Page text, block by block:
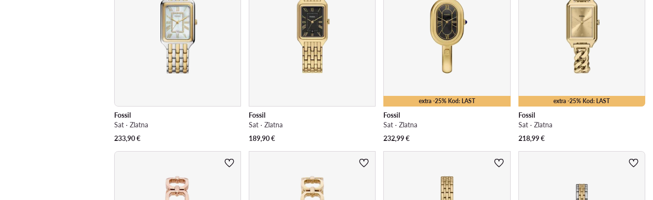
Fossil
Sat · Zlatna
233,90€
Fossil
Sat · Zlatna
189,90€
extra -25% Kod: LAST
Fossil
Sat · Zlatna
232,99€
extra -25% Kod: LAST
Fossil
Sat · Zlatna
218,99€